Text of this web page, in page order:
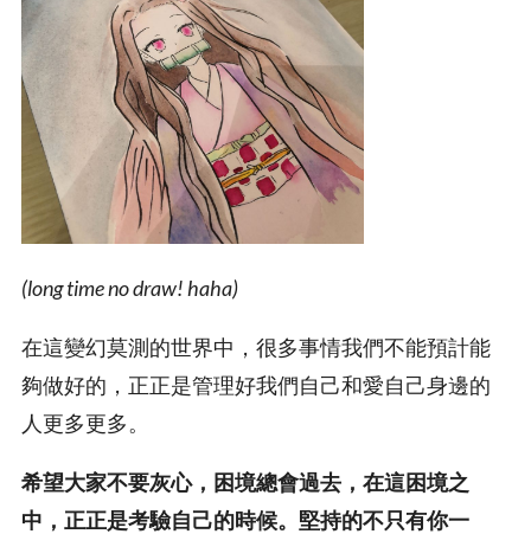
(long time no draw! haha)
在這變幻莫測的世界中，很多事情我們不能預計能
夠做好的，正正是管理好我們自己和愛自己身邊的
人更多更多。
希望大家不要灰心，困境總會過去，在這困境之
中，正正是考驗自己的時候。堅持的不只有你一